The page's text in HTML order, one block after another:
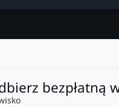
bezpłatną